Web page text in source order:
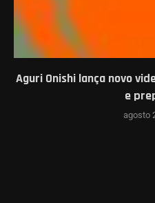
Aguri Onishi lança novo
e
agosto